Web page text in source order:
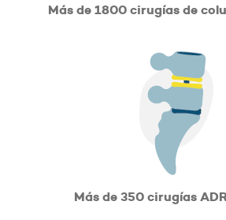
Más de 1800 cirugías de
Más de 350 cirugías